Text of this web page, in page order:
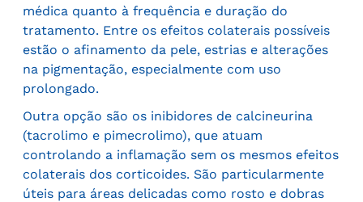
médica quanto à frequência e duração do
tratamento. Entre os efeitos colaterais possíveis
estão o afinamento da pele, estrias e alterações
na pigmentação, especialmente com uso
prolongado.
Outra opção são os inibidores de calcineurina
(tacrolimo e pimecrolimo), que atuam
controlando a inflamação sem os mesmos efeitos
colaterais dos corticoides. São particularmente
úteis para áreas delicadas como rosto e dobras